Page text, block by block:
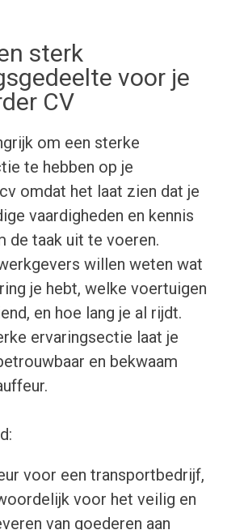
sterk
voor je
CV
om een sterke
te hebben op je
omdat het laat zien dat je
vaardigheden en kennis
de taak uit te voeren.
willen weten wat
je hebt, welke voertuigen
en hoe lang je al rijdt.
ervaringsectie laat je
en bekwaam
voor een transportbedrijf,
voor het veilig en
van goederen aan